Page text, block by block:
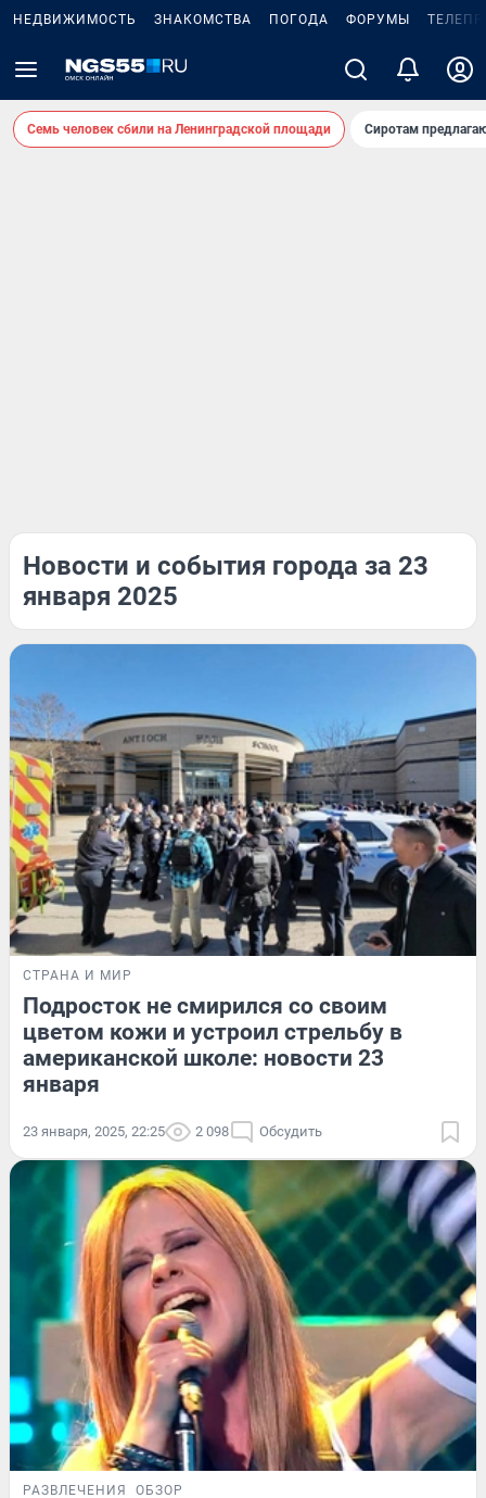
НЕДВИЖИМОСТЬ ЗНАКОМСТВА ПОГОДА ФОРУМЫ
Семь человек сбили на Ленинградской площади Сиротам
Новости и события города за 23
января 2025
СТРАНА И МИР
Подросток не смирился со своим
цветом кожи и устроил стрельбу в
американской школе: новости 23
января
23 января, 2025, 22:25 2 098 Обсудить
РАЗВЛЕЧЕНИЯ ОБЗОР